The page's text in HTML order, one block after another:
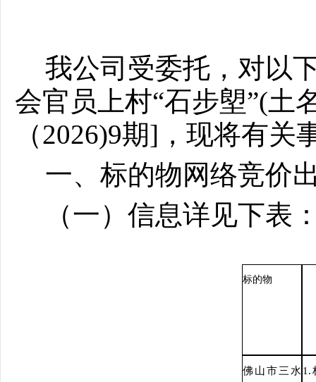
我公司受委托，对以
会官员上村“石步塱”(土
（2026)9期]，现将有关
一、标的物网络竞价
（一）信息详见下表
标的物
佛山市三水 1.